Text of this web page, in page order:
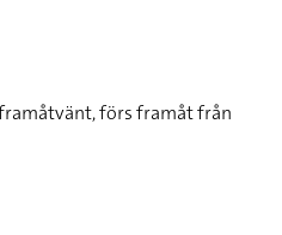
förs framåt från